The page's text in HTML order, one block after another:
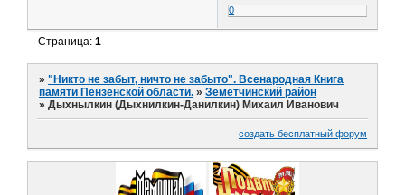
0
Страница:1
»"Никто не забыт, ничто не забыто". Всенародная Книга
памяти Пензенской области. »Земетчинский район
»Дыхнылкин (Дыхнилкин-Данилкин) Михаил Иванович
создать бесплатный форум